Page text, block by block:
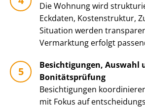
Die Wohnung wird
Eckdaten, Kostenstruktur,
Situation werden
Vermarktung erfolgt
Besichtigungen, Auswahl
Bonitätsprüfung
Besichtigungen
mit Fokus auf